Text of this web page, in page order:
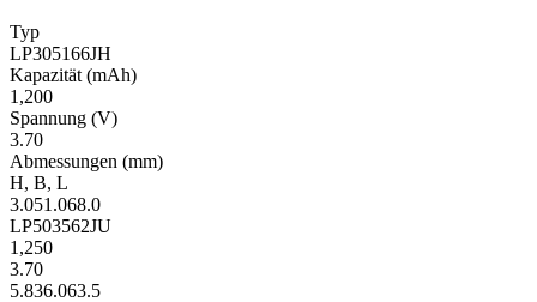
Typ
LP305166JH
Kapa­zität (mAh)
1,200
Span­nung (V)
3.70
Ab­mes­sungen (mm)
H, B, L
3.051.068.0
LP503562JU
1,250
3.70
5.836.063.5